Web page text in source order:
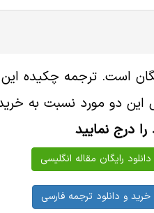
انگلیسی این مقاله با شناسه 2000092
دو مورد نسبت به خرید
درج نمایید